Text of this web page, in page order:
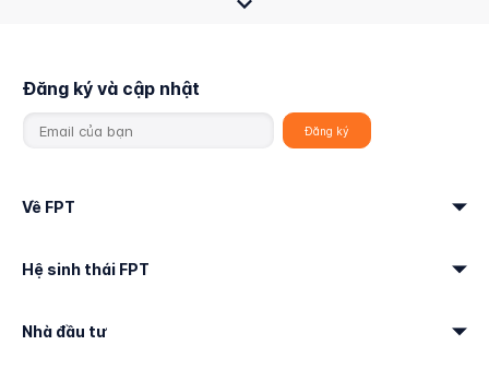
Đăng ký và cập nhật
Về FPT
Hệ sinh thái FPT
Nhà đầu tư